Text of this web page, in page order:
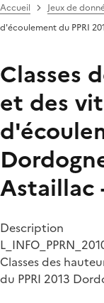
Accueil Jeux de
d'écoulement du PPRI
Classes
et des
Astaillac
Description
Classes des
du PPRI 2013